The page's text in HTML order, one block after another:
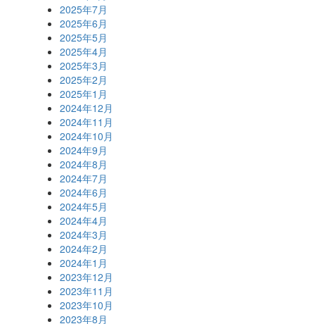
2025年7月
2025年6月
2025年5月
2025年4月
2025年3月
2025年2月
2025年1月
2024年12月
2024年11月
2024年10月
2024年9月
2024年8月
2024年7月
2024年6月
2024年5月
2024年4月
2024年3月
2024年2月
2024年1月
2023年12月
2023年11月
2023年10月
2023年8月